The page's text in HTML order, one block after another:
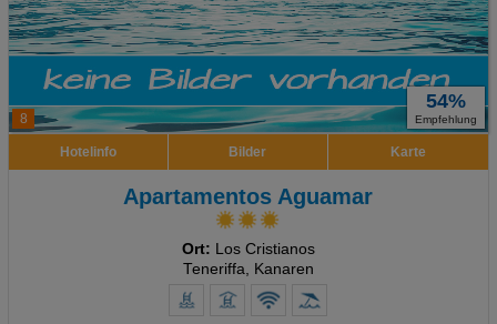
8
54%
Empfehlung
Hotelinfo Bilder Karte
Apartamentos Aguamar
Ort: Los Cristianos
Teneriffa, Kanaren